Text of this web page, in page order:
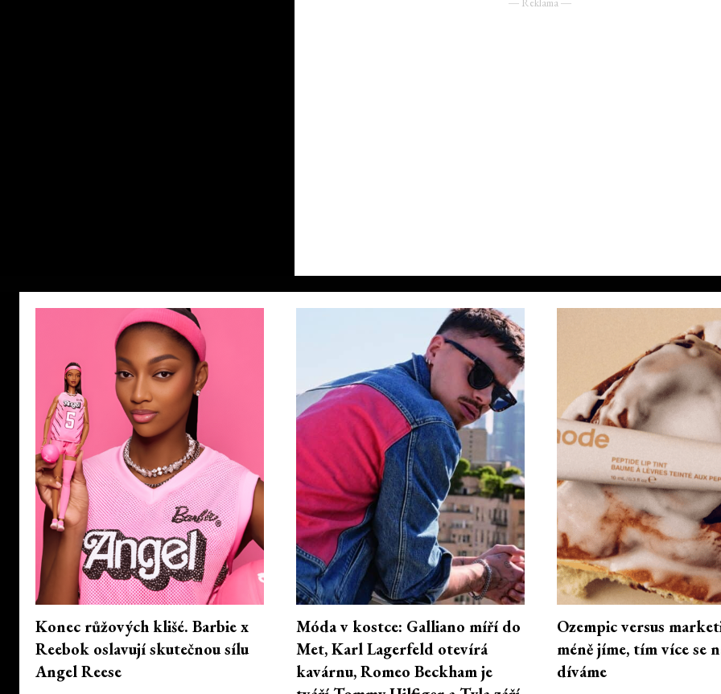
Konec růžových klišé. Barbie x
Reebok oslavují skutečnou sílu
Angel Reese
Móda v kostce: Galliano míří do
Met, Karl Lagerfeld otevírá
kavárnu, Romeo Beckham je
Ozempic versus
méně jíme, tím více se
díváme